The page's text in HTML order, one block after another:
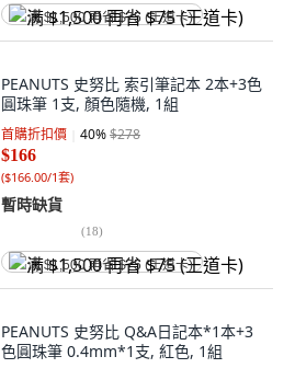
满 $1,500 再省 $75 (王道卡)
PEANUTS 史努比 索引筆記本 2本+3色
圓珠筆 1支, 顏色隨機, 1組
首購折扣價 40%$278
$166
($166.00/1套)
暫時缺貨
(18)
满 $1,500 再省 $75 (王道卡)
PEANUTS 史努比 Q&A日記本*1本+3
色圓珠筆 0.4mm*1支, 紅色, 1組